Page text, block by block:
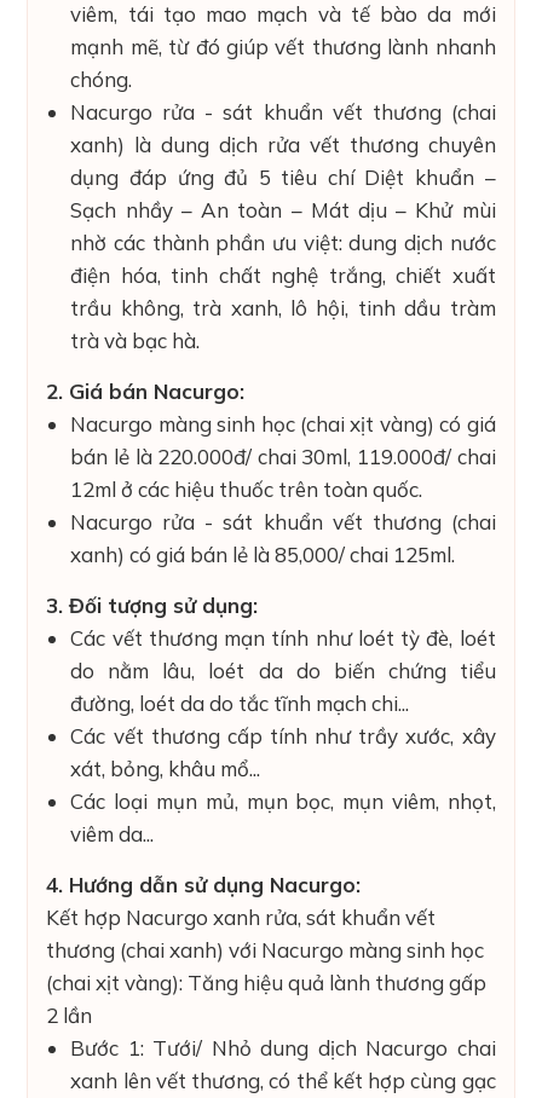
viêm, tái tạo mao mạch và tế bào da mới
mạnh mẽ, từ đó giúp vết thương lành nhanh
chóng.
Nacurgo rửa - sát khuẩn vết thương (chai
xanh) là dung dịch rửa vết thương chuyên
dụng đáp ứng đủ 5 tiêu chí Diệt khuẩn –
Sạch nhầy – An toàn – Mát dịu – Khử mùi
nhờ các thành phần ưu việt: dung dịch nước
điện hóa, tinh chất nghệ trắng, chiết xuất
trầu không, trà xanh, lô hội, tinh dầu tràm
trà và bạc hà.
2. Giá bán Nacurgo:
Nacurgo màng sinh học (chai xịt vàng) có giá
bán lẻ là 220.000đ/ chai 30ml, 119.000đ/ chai
12ml ở các hiệu thuốc trên toàn quốc.
Nacurgo rửa - sát khuẩn vết thương (chai
xanh) có giá bán lẻ là 85,000/ chai 125ml.
3. Đối tượng sử dụng:
Các vết thương mạn tính như loét tỳ đè, loét
do nằm lâu, loét da do biến chứng tiểu
đường, loét da do tắc tĩnh mạch chi...
Các vết thương cấp tính như trầy xước, xây
xát, bỏng, khâu mổ...
Các loại mụn mủ, mụn bọc, mụn viêm, nhọt,
viêm da...
4. Hướng dẫn sử dụng Nacurgo:
Kết hợp Nacurgo xanh rửa, sát khuẩn vết
thương (chai xanh) với Nacurgo màng sinh học
(chai xịt vàng): Tăng hiệu quả lành thương gấp
2 lần
Bước 1: Tưới/ Nhỏ dung dịch Nacurgo chai
xanh lên vết thương, có thể kết hợp cùng gạc